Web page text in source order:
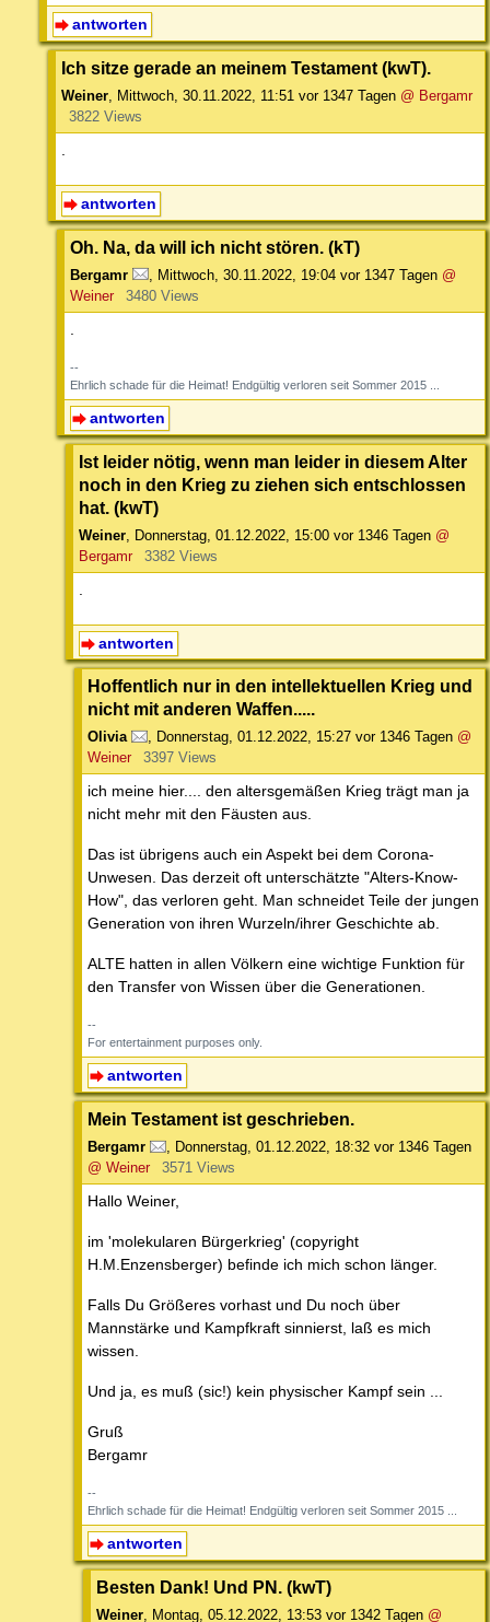
antworten
Ich sitze gerade an meinem Testament (kwT).
Weiner, Mittwoch, 30.11.2022, 11:51 vor 1347 Tagen @ Bergamr
3822 Views
antworten
Oh. Na, da will ich nicht stören. (kT)
Bergamr Mittwoch, 30.11.2022, 19:04 vor 1347 Tagen @
Weiner
3480 Views
--
Ehrlich schade für die Heimat! Endgültig verloren seit Sommer 2015 ...
antworten
Ist leider nötig, wenn man leider in diesem Alter
noch in den Krieg zu ziehen sich entschlossen
hat. (kwT)
Weiner Donnerstag, 01.12.2022, 15:00 vor 1346 Tagen @
Bergamr
3382 Views
antworten
Hoffentlich nur in den intellektuellen Krieg und
nicht mit anderen Waffen.....
Olivia , Donnerstag, 01.12.2022, 15:27 vor 1346 Tagen @
Weiner
3397 Views
ich meine hier.... den altersgemäßen Krieg trägt man ja
nicht mehr mit den Fäusten aus.
Das ist übrigens auch ein Aspekt bei dem Corona-
Unwesen. Das derzeit oft unterschätzte "Alters-Know-
How", das verloren geht. Man schneidet Teile der jungen
Generation von ihren Wurzeln/ihrer Geschichte ab.
ALTE hatten in allen Völkern eine wichtige Funktion für
den Transfer von Wissen über die Generationen.
--
For entertainment purposes only.
antworten
Mein Testament ist geschrieben.
Bergamr , Donnerstag, 01.12.2022, 18:32 vor 1346 Tagen
@ Weiner
3571 Views
Hallo Weiner,
im 'molekularen Bürgerkrieg' (copyright
H.M.Enzensberger) befinde ich mich schon länger.
Falls Du Größeres vorhast und Du noch über
Mannstärke und Kampfkraft sinnierst, laß es mich
wissen.
Und ja, es muß (sic!) kein physischer Kampf sein ...
Gruß
Bergamr
--
Ehrlich schade für die Heimat! Endgültig verloren seit Sommer 2015 ...
antworten
Besten Dank! Und PN. (kwT)
Weiner, Montag, 05.12.2022, 13:53 vor 1342 Tagen @